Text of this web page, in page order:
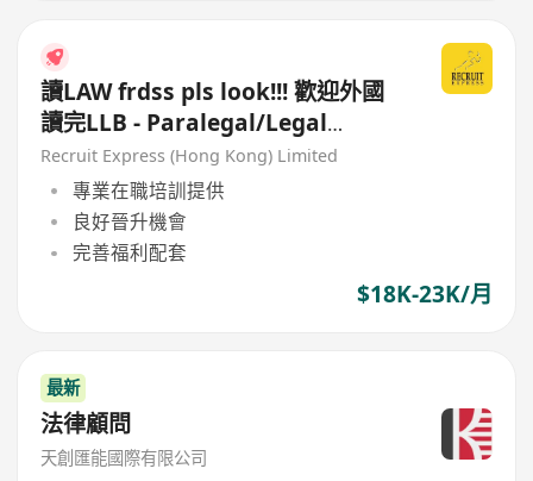
讀LAW frdss pls look!!! 歡迎外國
讀完LLB - Paralegal/Legal
Support(Fresh Gra都可！)
Recruit Express (Hong Kong) Limited
專業在職培訓提供
良好晉升機會
完善福利配套
$18K-23K/月
最新
法律顧問
天創匯能國際有限公司